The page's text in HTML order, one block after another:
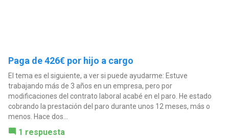
Paga de 426€ por hijo a cargo
El tema es el siguiente, a ver si puede ayudarme: Estuve
trabajando más de 3 años en un empresa, pero por
modificaciones del contrato laboral acabé en el paro. He estado
cobrando la prestación del paro durante unos 12 meses, más o
menos. Hace dos...
1 respuesta